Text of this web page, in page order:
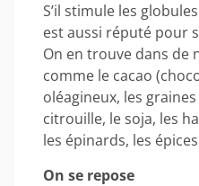
S’il stimule les
est aussi réputé pour
On en trouve dans de
comme le cacao
oléagineux, les
citrouille, le soja, les
les épinards, les
On se repose